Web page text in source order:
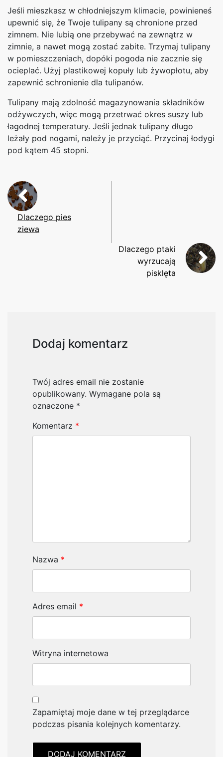
Jeśli mieszkasz w chłodniejszym klimacie, powinieneś
upewnić się, że Twoje tulipany są chronione przed
zimnem. Nie lubią one przebywać na zewnątrz w
zimnie, a nawet mogą zostać zabite. Trzymaj tulipany
w pomieszczeniach, dopóki pogoda nie zacznie się
ocieplać. Użyj plastikowej kopuły lub żywopłotu, aby
zapewnić schronienie dla tulipanów.
Tulipany mają zdolność magazynowania składników
odżywczych, więc mogą przetrwać okres suszy lub
łagodnej temperatury. Jeśli jednak tulipany długo
leżały pod nogami, należy je przyciąć. Przycinaj łodygi
pod kątem 45 stopni.
Dlaczego pies
ziewa
Dlaczego ptaki
wyrzucają
pisklęta
Dodaj komentarz
Twój adres email nie zostanie
opublikowany. Wymagane pola są
oznaczone *
Komentarz *
Nazwa *
Adres email *
Witryna internetowa
Zapamiętaj moje dane w tej przeglądarce
podczas pisania kolejnych komentarzy.